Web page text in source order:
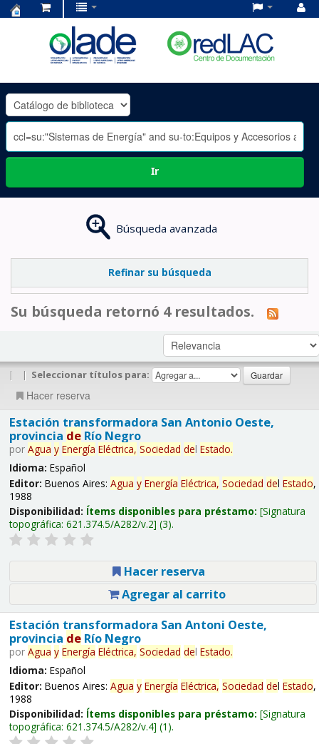
OLADE
-
Ir
Búsqueda avanzada
Refinar su búsqueda
Su búsqueda retornó 4 resultados.
| | Seleccionar títulos para:
Hacer reserva
Estación transformadora San Antonio Oeste,
provincia deRío Negro
por Agua y Energía Eléctrica, Sociedad del Estado.
Idioma: Español
Editor: Buenos Aires: Agua y Energía Eléctrica, Sociedad del Estado,
1988
Disponibilidad: Ítems disponibles para préstamo: Signatura
topográfica: 621.374.5/A282/v.2 (3).
Hacer reserva
Agregar al carrito
Estación transformadora San Antoni Oeste,
provincia deRío Negro
por Agua y Energía Eléctrica, Sociedad del Estado.
Idioma: Español
Editor: Buenos Aires: Agua y Energía Eléctrica, Sociedad del Estado,
1988
Disponibilidad: Ítems disponibles para préstamo: Signatura
topográfica: 621.374.5/A282/v.4 (1).